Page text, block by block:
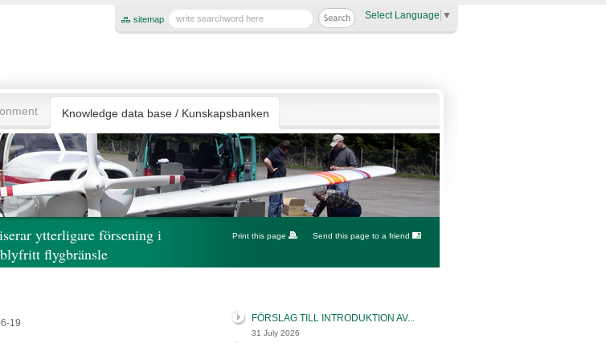
sitemap Select Language ▼
Knowledge data base / Kunskapsbanken
ytterligare försening i
flygbränsle
Print this page Send this page to a friend
19 FÖRSLAG TILL INTRODUKTION AV...
31 July 2026